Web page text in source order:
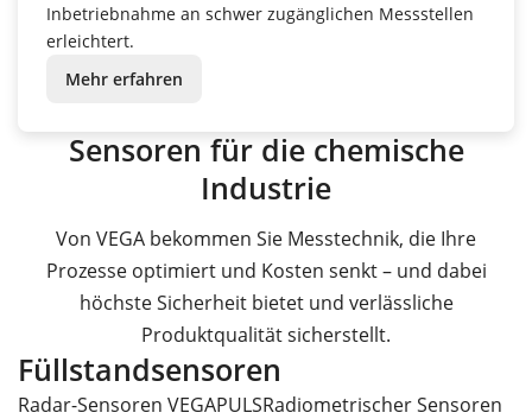
Inbetriebnahme an schwer zugänglichen Messstellen
erleichtert.
Mehr erfahren
Sensoren für die chemische
Industrie
Von VEGA bekommen Sie Messtechnik, die Ihre
Prozesse optimiert und Kosten senkt – und dabei
höchste Sicherheit bietet und verlässliche
Produktqualität sicherstellt.
Füllstandsensoren
Radar-Sensoren VEGAPULSRadiometrischer Sensoren